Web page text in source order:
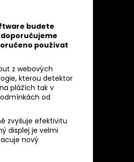
budete
používat
z webových
kterou detektor
plážích tak v
od
zvyšuje efektivitu
displej je velmi
nový